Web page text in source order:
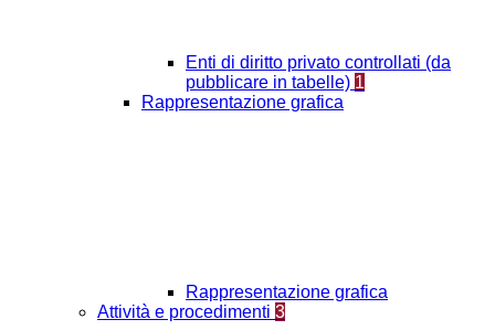
Enti di diritto privato controllati (da
pubblicare in tabelle) 1
Rappresentazione grafica
Rappresentazione grafica
Attività e procedimenti 3